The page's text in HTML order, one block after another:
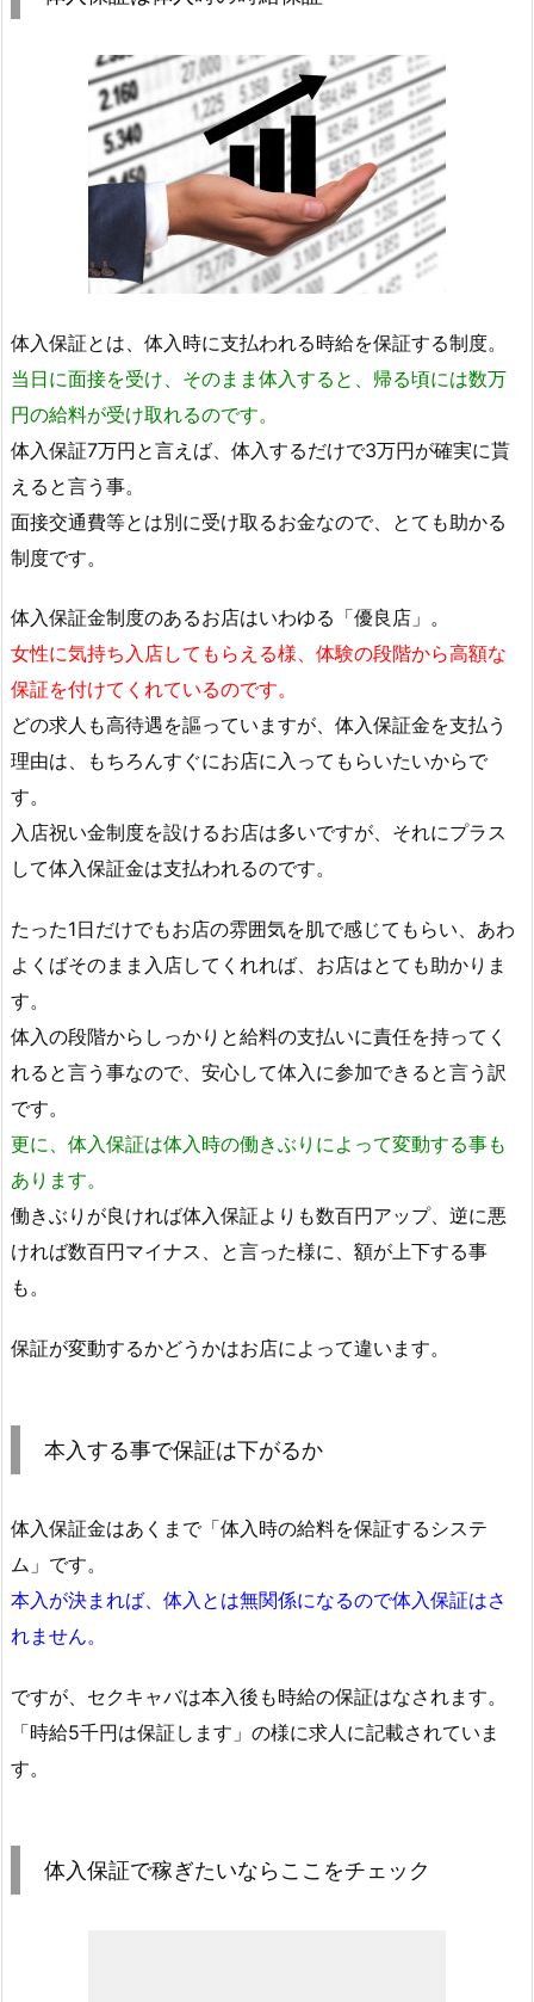
体入保証とは、体入時に支払われる時給を保証する制度。
当日に面接を受け、そのまま体入すると、帰る頃には数万
円の給料が受け取れるのです。
体入保証7万円と言えば、体入するだけで3万円が確実に貰
えると言う事。
面接交通費等とは別に受け取るお金なので、とても助かる
制度です。
体入保証金制度のあるお店はいわゆる「優良店」。
女性に気持ち入店してもらえる様、体験の段階から高額な
保証を付けてくれているのです。
どの求人も高待遇を謳っていますが、体入保証金を支払う
理由は、もちろんすぐにお店に入ってもらいたいからで
す。
入店祝い金制度を設けるお店は多いですが、それにプラス
して体入保証金は支払われるのです。
たった1日だけでもお店の雰囲気を肌で感じてもらい、あわ
よくばそのまま入店してくれれば、お店はとても助かりま
す。
体入の段階からしっかりと給料の支払いに責任を持ってく
れると言う事なので、安心して体入に参加できると言う訳
です。
更に、体入保証は体入時の働きぶりによって変動する事も
あります。
働きぶりが良ければ体入保証よりも数百円アップ、逆に悪
ければ数百円マイナス、と言った様に、額が上下する事
も。
保証が変動するかどうかはお店によって違います。
本入する事で保証は下がるか
体入保証金はあくまで「体入時の給料を保証するシステ
ム」です。
本入が決まれば、体入とは無関係になるので体入保証はさ
れません。
ですが、セクキャバは本入後も時給の保証はなされます。
「時給5千円は保証します」の様に求人に記載されていま
す。
体入保証で稼ぎたいならここをチェック